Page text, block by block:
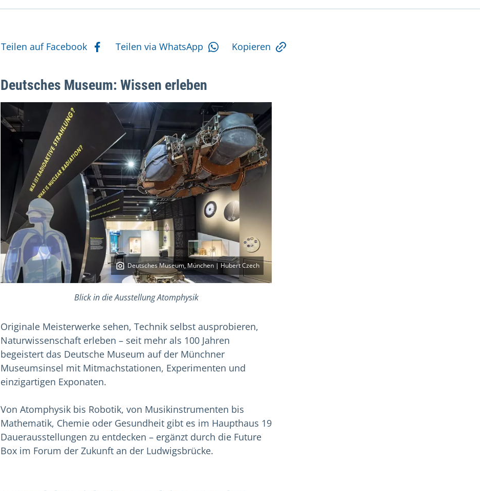
Weitere Aktionen
Teilen auf Facebook Teilen via WhatsApp Kopieren
Deutsches Museum: Wissen erleben
Deutsches Museum, München | Hubert Czech
Blick in die Ausstellung Atomphysik
Originale Meisterwerke sehen, Technik selbst ausprobieren,
Naturwissenschaft erleben – seit mehr als 100 Jahren
begeistert das Deutsche Museum auf der Münchner
Museumsinsel mit Mitmachstationen, Experimenten und
einzigartigen Exponaten.
Von Atomphysik bis Robotik, von Musikinstrumenten bis
Mathematik, Chemie oder Gesundheit gibt es im Haupthaus 19
Dauerausstellungen zu entdecken – ergänzt durch die Future
Box im Forum der Zukunft an der Ludwigsbrücke.